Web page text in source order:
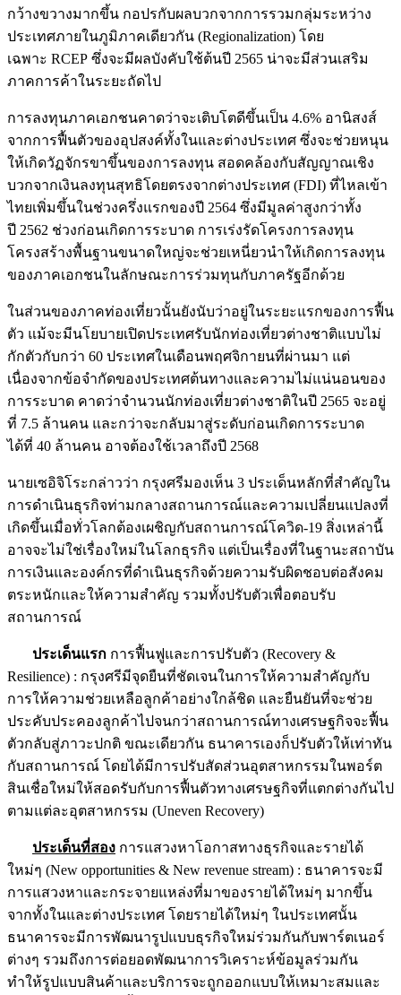
กว้างขวางมากขึ้น กอปรกับผลบวกจากการรวมกลุ่มระหว่าง
ประเทศภายในภูมิภาคเดียวกัน (Regionalization) โดย
เฉพาะ RCEP ซึ่งจะมีผลบังคับใช้ต้นปี 2565 น่าจะมีส่วนเสริม
ภาคการค้าในระยะถัดไป
การลงทุนภาคเอกชนคาดว่าจะเติบโตดีขึ้นเป็น 4.6% อานิสงส์
จากการฟื้นตัวของอุปสงค์ทั้งในและต่างประเทศ ซึ่งจะช่วยหนุน
ให้เกิดวัฏจักรขาขึ้นของการลงทุน สอดคล้องกับสัญญาณเชิง
บวกจากเงินลงทุนสุทธิโดยตรงจากต่างประเทศ (FDI) ที่ไหลเข้า
ไทยเพิ่มขึ้นในช่วงครึ่งแรกของปี 2564 ซึ่งมีมูลค่าสูงกว่าทั้ง
ปี 2562 ช่วงก่อนเกิดการระบาด การเร่งรัดโครงการลงทุน
โครงสร้างพื้นฐานขนาดใหญ่จะช่วยเหนี่ยวนำให้เกิดการลงทุน
ของภาคเอกชนในลักษณะการร่วมทุนกับภาครัฐอีกด้วย
ในส่วนของภาคท่องเที่ยวนั้นยังนับว่าอยู่ในระยะแรกของการฟื้น
ตัว แม้จะมีนโยบายเปิดประเทศรับนักท่องเที่ยวต่างชาติแบบไม่
กักตัวกับกว่า 60 ประเทศในเดือนพฤศจิกายนที่ผ่านมา แต่
เนื่องจากข้อจำกัดของประเทศต้นทางและความไม่แน่นอนของ
การระบาด คาดว่าจำนวนนักท่องเที่ยวต่างชาติในปี 2565 จะอยู่
ที่ 7.5 ล้านคน และกว่าจะกลับมาสู่ระดับก่อนเกิดการระบาด
ได้ที่ 40 ล้านคน อาจต้องใช้เวลาถึงปี 2568
นายเซอิจิโระกล่าวว่า กรุงศรีมองเห็น 3 ประเด็นหลักที่สำคัญใน
การดำเนินธุรกิจท่ามกลางสถานการณ์และความเปลี่ยนแปลงที่
เกิดขึ้นเมื่อทั่วโลกต้องเผชิญกับสถานการณ์โควิด-19 สิ่งเหล่านี้
อาจจะไม่ใช่เรื่องใหม่ในโลกธุรกิจ แต่เป็นเรื่องที่ในฐานะสถาบัน
การเงินและองค์กรที่ดำเนินธุรกิจด้วยความรับผิดชอบต่อสังคม
ตระหนักและให้ความสำคัญ รวมทั้งปรับตัวเพื่อตอบรับ
สถานการณ์
ประเด็นแรก การฟื้นฟูและการปรับตัว (Recovery &
Resilience) : กรุงศรีมีจุดยืนที่ชัดเจนในการให้ความสำคัญกับ
การให้ความช่วยเหลือลูกค้าอย่างใกล้ชิด และยืนยันที่จะช่วย
ประคับประคองลูกค้าไปจนกว่าสถานการณ์ทางเศรษฐกิจจะฟื้น
ตัวกลับสู่ภาวะปกติ ขณะเดียวกัน ธนาคารเองก็ปรับตัวให้เท่าทัน
กับสถานการณ์ โดยได้มีการปรับสัดส่วนอุตสาหกรรมในพอร์ต
สินเชื่อใหม่ให้สอดรับกับการฟื้นตัวทางเศรษฐกิจที่แตกต่างกันไป
ตามแต่ละอุตสาหกรรม (Uneven Recovery)
ประเด็นที่สอง การแสวงหาโอกาสทางธุรกิจและรายได้
ใหม่ๆ (New opportunities & New revenue stream) : ธนาคารจะมี
การแสวงหาและกระจายแหล่งที่มาของรายได้ใหม่ๆ มากขึ้น
จากทั้งในและต่างประเทศ โดยรายได้ใหม่ๆ ในประเทศนั้น
ธนาคารจะมีการพัฒนารูปแบบธุรกิจใหม่ร่วมกันกับพาร์ตเนอร์
ต่างๆ รวมถึงการต่อยอดพัฒนาการวิเคราะห์ข้อมูลร่วมกัน
ทำให้รูปแบบสินค้าและบริการจะถูกออกแบบให้เหมาะสมและ